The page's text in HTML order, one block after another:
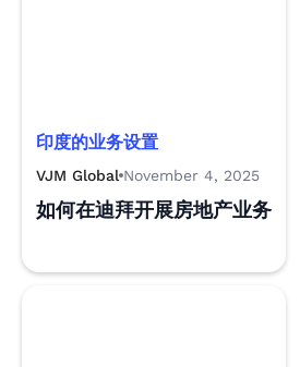
印度的业务设置
VJM Global November 4, 2025
如何在迪拜开展房地产业务